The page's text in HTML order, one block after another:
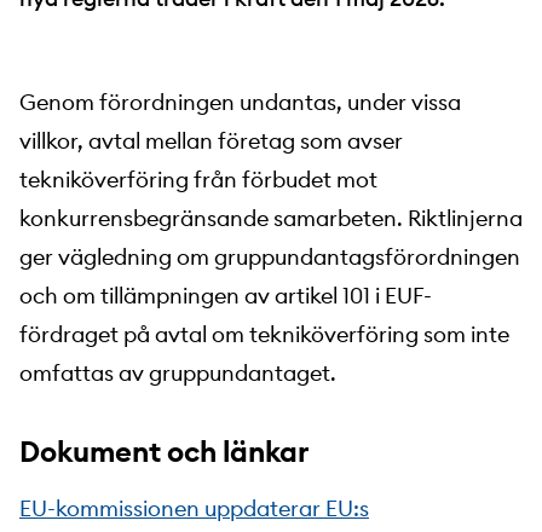
Genom förordningen undantas, under vissa
villkor, avtal mellan företag som avser
tekniköverföring från förbudet mot
konkurrensbegränsande samarbeten. Riktlinjerna
ger vägledning om gruppundantagsförordningen
och om tillämpningen av artikel 101 i EUF-
fördraget på avtal om tekniköverföring som inte
omfattas av gruppundantaget.
Dokument och länkar
EU-kommissionen uppdaterar EU:s